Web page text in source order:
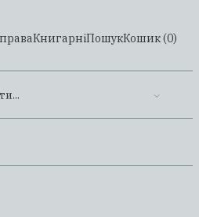
КнигарніПошукКошик (0)